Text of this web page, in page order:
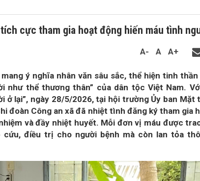
cực tham gia hoạt động hiến máu tình
A- A A+
ý nghĩa nhân văn sâu sắc, thể hiện tinh
như thể thương thân” của dân tộc Việt Nam.
ở lại”, ngày 28/5/2026, tại hội trường Ủy ban Mặt
đoàn Công an xã đã nhiệt tình đăng ký tham gia
và đầy nhiệt huyết. Mỗi đơn vị máu được
điều trị cho người bệnh mà còn lan tỏa